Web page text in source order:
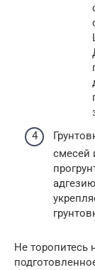
смесей
Не торопитесь